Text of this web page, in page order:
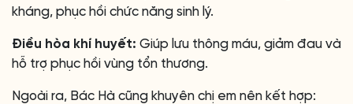
kháng, phục hồi chức năng sinh lý.
Điều hòa khí huyết: Giúp lưu thông máu, giảm đau và
hỗ trợ phục hồi vùng tổn thương.
Ngoài ra, Bác Hà cũng khuyên chị em nên kết hợp: